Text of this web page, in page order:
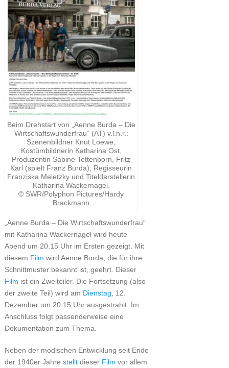
Beim Drehstart von „Aenne Burda – Die
Wirtschaftswunderfrau“ (AT) v.l.n.r.:
Szenenbildner Knut Loewe,
Kostümbildnerin Katharina Ost,
Produzentin Sabine Tettenborn, Fritz
Karl (spielt Franz Burda), Regisseurin
Franziska Meletzky und Titeldarstellerin
Katharina Wackernagel.
© SWR/Polyphon Pictures/Hardy
Brackmann
„Aenne Burda – Die Wirtschaftswunderfrau“
mit Katharina Wackernagel wird heute
Abend um 20.15 Uhr im Ersten gezeigt. Mit
diesem Film wird Aenne Burda, die für ihre
Schnittmuster bekannt ist, geehrt. Dieser
Film ist ein Zweiteiler. Die Fortsetzung (also
der zweite Teil) wird am Dienstag, 12.
Dezember um 20.15 Uhr ausgestrahlt. Im
Anschluss folgt passenderweise eine
Dokumentation zum Thema.
Neben der modischen Entwicklung seit Ende
der 1940er Jahre stelltdieser Film vor allem